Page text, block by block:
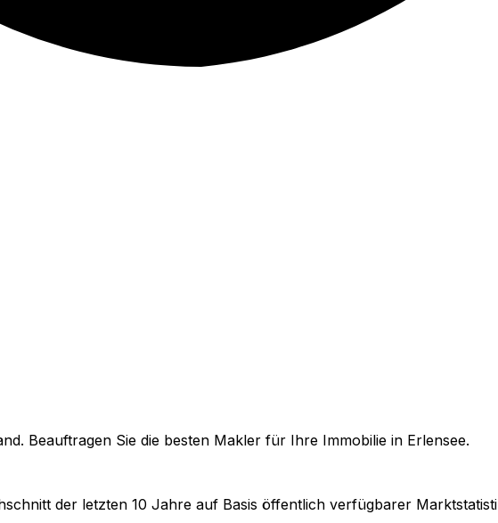
Beauftragen Sie die besten Makler für Ihre Immobilie in Erlensee.
der letzten 10 Jahre auf Basis öffentlich verfügbarer